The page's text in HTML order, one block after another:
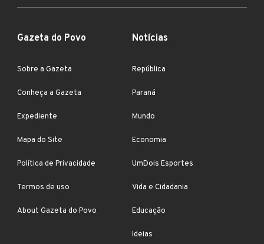
Gazeta do Povo
Sobre a Gazeta
Conheça a Gazeta
Expediente
Mapa do Site
Política de Privacidade
Termos de uso
About Gazeta do Povo
Notícias
República
Paraná
Mundo
Economia
UmDois Esportes
Vida e Cidadania
Educação
Ideias